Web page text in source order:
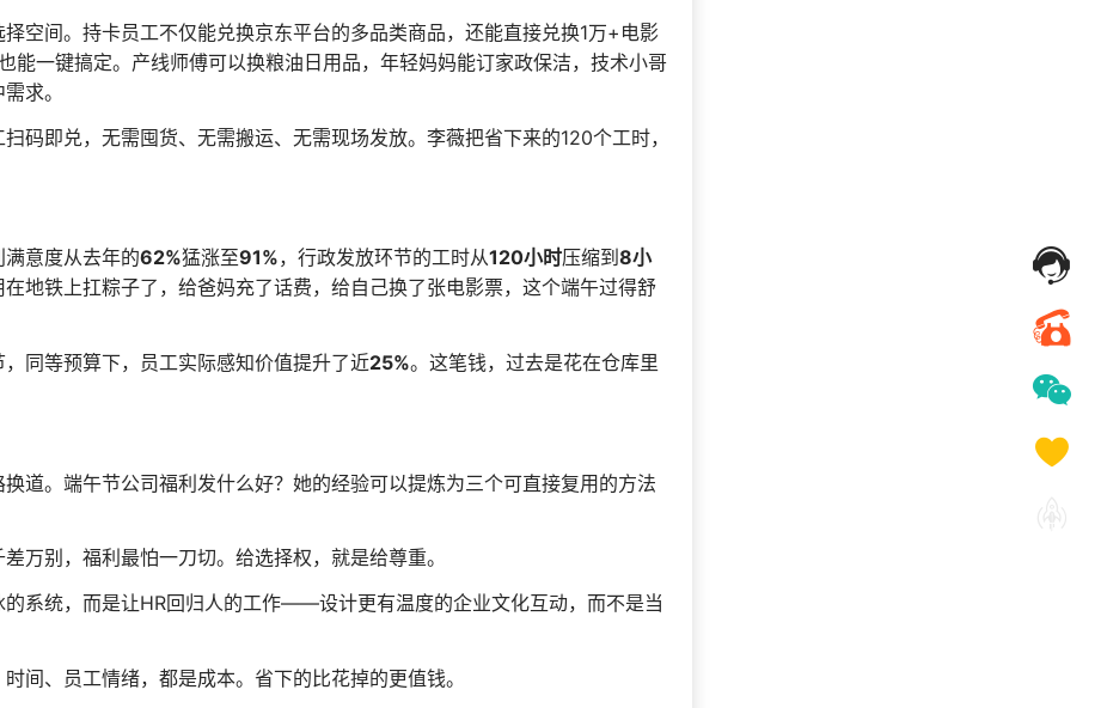
空间。持卡员工不仅能兑换京东平台的多品类商品，还能直接兑换1万+电影
能一键搞定。产线师傅可以换粮油日用品，年轻妈妈能订家政保洁，技术小哥
求。
码即兑，无需囤货、无需搬运、无需现场发放。李薇把省下来的120个工时，
意度从去年的62%猛涨至91%，行政发放环节的工时从120小时压缩到 8小
地铁上扛粽子了，给爸妈充了话费，给自己换了张电影票，这个端午过得舒
同等预算下，员工实际感知价值提升了近25%。这笔钱，过去是花在仓库里
道。端午节公司福利发什么好？她的经验可以提炼为三个可直接复用的方法
万别，福利最怕一刀切。给选择权，就是给尊重。
系统，而是让HR回归人的工作——设计更有温度的企业文化互动，而不是当
间、员工情绪，都是成本。省下的比花掉的更值钱。